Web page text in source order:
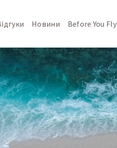
Новини Before You Fly